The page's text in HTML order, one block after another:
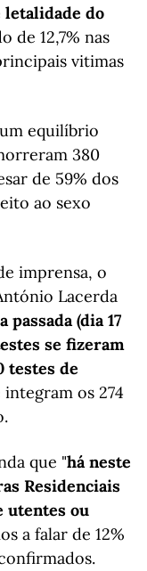
letalidade do
de 12,7% nas
vitimas
equilíbrio
380
de 59% dos
ao sexo
imprensa, o
Lacerda
passada (dia 17
se fizeram
testes de
integram os 274
que "há neste
Residenciais
utentes ou
a falar de 12%